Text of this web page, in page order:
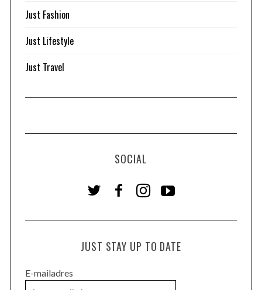
Just Fashion
Just Lifestyle
Just Travel
SOCIAL
JUST STAY UP TO DATE
E-mailadres